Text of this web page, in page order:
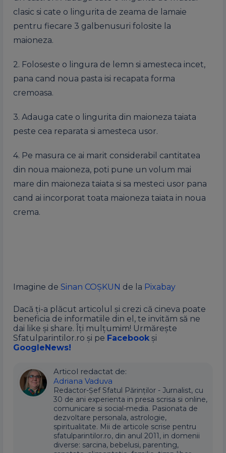
clasic si cate o lingurita de zeama de lamaie
pentru fiecare 3 galbenusuri folosite la
maioneza.
2. Foloseste o lingura de lemn si amesteca incet,
pana cand noua pasta isi recapata forma
cremoasa.
3. Adauga cate o lingurita din maioneza taiata
peste cea reparata si amesteca usor.
4. Pe masura ce ai marit considerabil cantitatea
din noua maioneza, poti pune un volum mai
mare din maioneza taiata si sa mesteci usor pana
cand ai incorporat toata maioneza taiata in noua
crema.
Imagine de Sinan COŞKUN de la Pixabay
Dacă ți-a plăcut articolul și crezi că cineva poate
beneficia de informatiile din el, te invităm să ne
dai like și share. Îți mulțumim! Urmărește
Sfatulparintilor.ro și pe Facebook și
GoogleNews!
Articol redactat de:
Adriana Vaduva
Redactor-Șef Sfatul Părinților - Jurnalist, cu
30 de ani experienta in presa scrisa si online,
comunicare si social-media. Pasionata de
dezvoltare personala, astrologie,
spiritualitate. Mii de articole scrise pentru
sfatulparintilor.ro, din anul 2011, in domenii
diverse: sarcina, bebelusi, parenting,